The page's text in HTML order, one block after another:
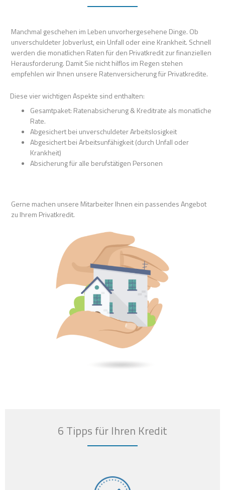
Manchmal geschehen im Leben unvorhergesehene Dinge. Ob
unverschuldeter Jobverlust, ein Unfall oder eine Krankheit. Schnell
werden die monatlichen Raten für den Privatkredit zur finanziellen
Herausforderung. Damit Sie nicht hilflos im Regen stehen
empfehlen wir Ihnen unsere Ratenversicherung für Privatkredite.
Diese vier wichtigen Aspekte sind enthalten:
Gesamtpaket: Ratenabsicherung & Kreditrate als monatliche
Rate.
Abgesichert bei unverschuldeter Arbeitslosigkeit
Abgesichert bei Arbeitsunfähigkeit (durch Unfall oder
Krankheit)
Absicherung für alle berufstätigen Personen
Gerne machen unsere Mitarbeiter Ihnen ein passendes Angebot
zu Ihrem Privatkredit.
6 Tipps für Ihren Kredit